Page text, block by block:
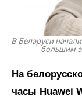
В Беларуси
большим
На
часы Huawei